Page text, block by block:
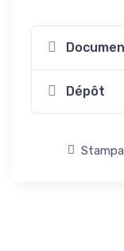
Dépôt